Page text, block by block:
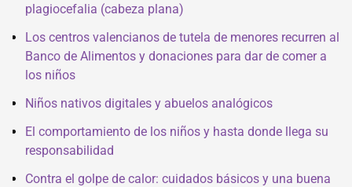
plagiocefalia (cabeza plana)
Los centros valencianos de tutela de menores recurren al
Banco de Alimentos y donaciones para dar de comer a
los niños
Niños nativos digitales y abuelos analógicos
El comportamiento de los niños y hasta donde llega su
responsabilidad
Contra el golpe de calor: cuidados básicos y una buena